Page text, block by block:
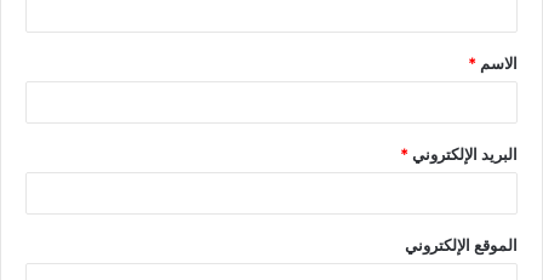
الاسم *
البريد الإلكتروني*
الموقع الإلكتروني